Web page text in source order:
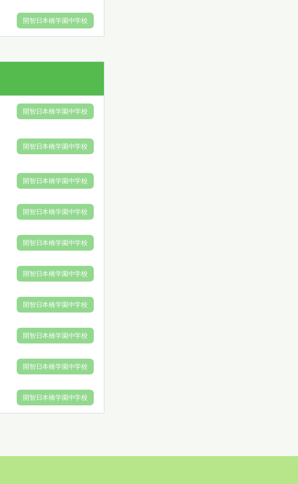
開智日本橋学園中学校
開智日本橋学園中学校
開智日本橋学園中学校
開智日本橋学園中学校
開智日本橋学園中学校
開智日本橋学園中学校
開智日本橋学園中学校
開智日本橋学園中学校
開智日本橋学園中学校
開智日本橋学園中学校
開智日本橋学園中学校